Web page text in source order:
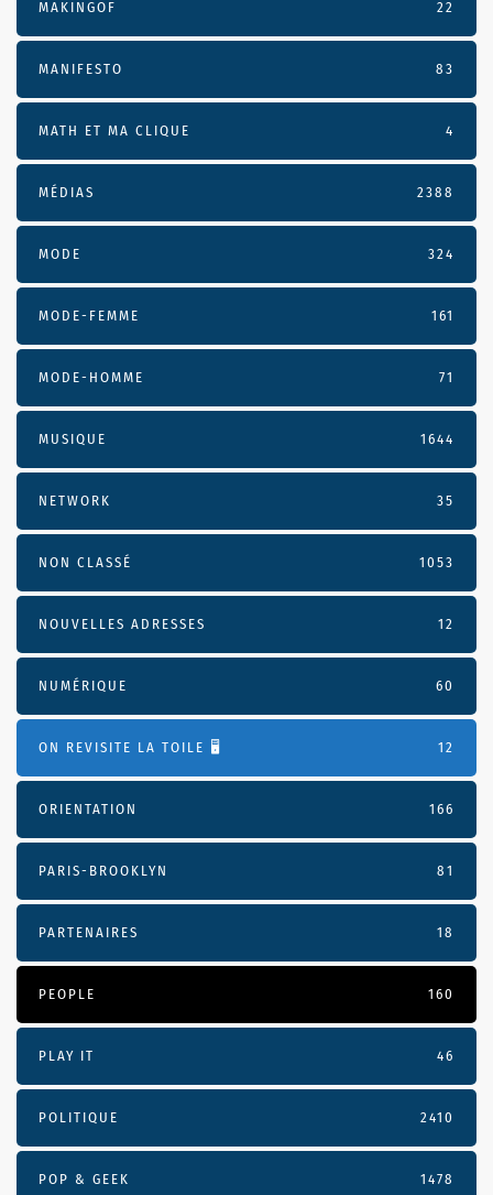
MAKINGOF 22
MANIFESTO 83
MATH ET MA CLIQUE 4
MÉDIAS 2388
MODE 324
MODE-FEMME 161
MODE-HOMME 71
MUSIQUE 1644
NETWORK 35
NON CLASSÉ 1053
NOUVELLES ADRESSES 12
NUMÉRIQUE 60
ON REVISITE LA TOILE 🖥️ 12
ORIENTATION 166
PARIS-BROOKLYN 81
PARTENAIRES 18
PEOPLE 160
PLAY IT 46
POLITIQUE 2410
POP & GEEK 1478